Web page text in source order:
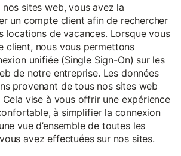
nos sites web, vous avez la
un compte client afin de rechercher
locations de vacances. Lorsque vous
client, nous vous permettons
unifiée (Single Sign-On) sur les
de notre entreprise. Les données
provenant de tous nos sites web
vise à vous offrir une expérience
à simplifier la connexion
vue d’ensemble de toutes les
avez effectuées sur nos sites.